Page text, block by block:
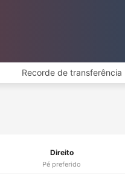
Recorde de transferência
Direito
Pé preferido